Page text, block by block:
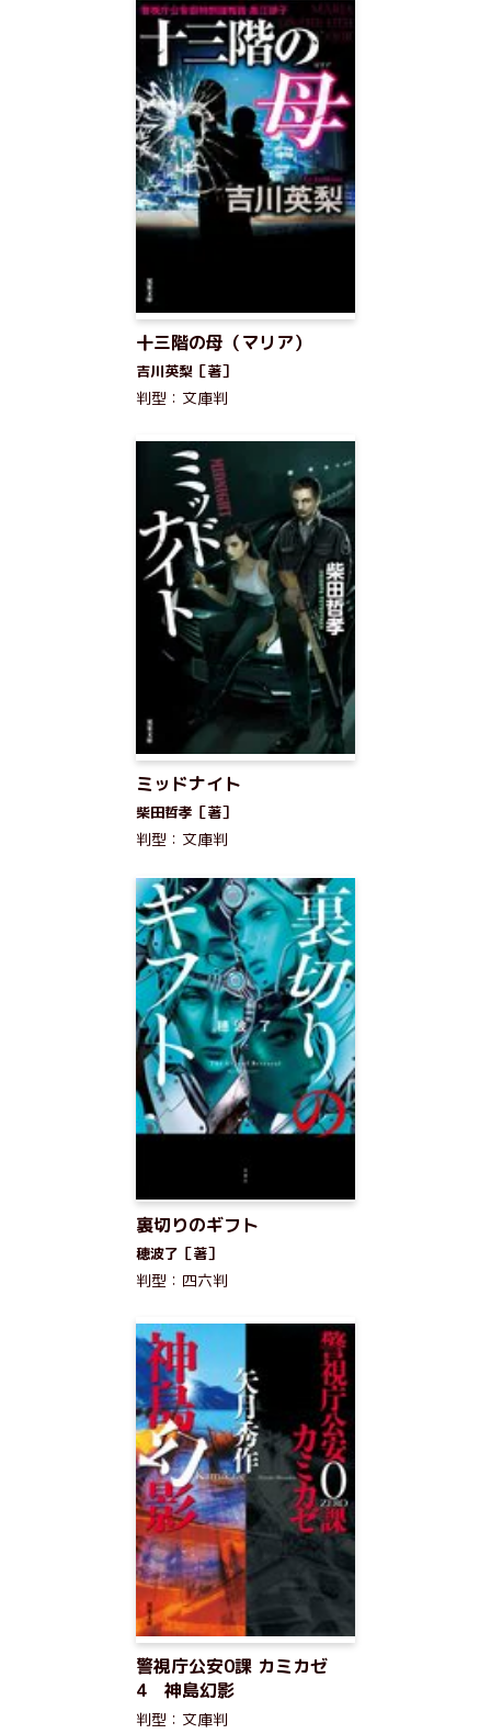
十三階の母（マリア）
吉川英梨［著］
判型：文庫判
ミッドナイト
柴田哲孝［著］
判型：文庫判
裏切りのギフト
穂波了［著］
判型：四六判
警視庁公安0課 カミカゼ
4 神島幻影
判型：文庫判